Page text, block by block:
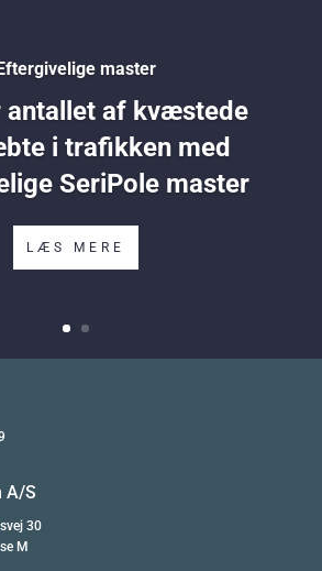
master
antallet af kvæstede
i trafikken med
SeriPole master
LÆS MERE
A/S
30
M